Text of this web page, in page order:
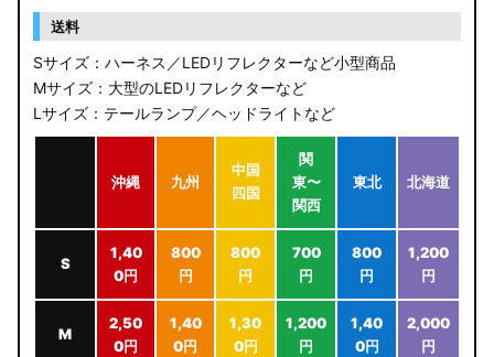
送料
Sサイズ：ハーネス／LEDリフレクターなど小型商品
Mサイズ：大型のLEDリフレクターなど
Lサイズ：テールランプ／ヘッドライトなど
沖縄 九州
中国
四国
関
東〜
関西
東北 北海道
S
1,40
0円
800
円
800
円
700
円
800
円
1,200
円
M
2,50
0円
1,40
0円
1,30
0円
1,200
円
1,40
0円
2,000
円